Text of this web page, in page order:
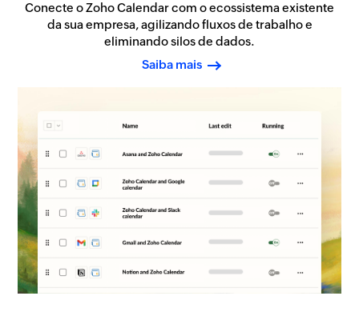
Conecte o Zoho Calendar com o ecossistema existente
da sua empresa, agilizando fluxos de trabalho e
eliminando silos de dados.
Saiba mais